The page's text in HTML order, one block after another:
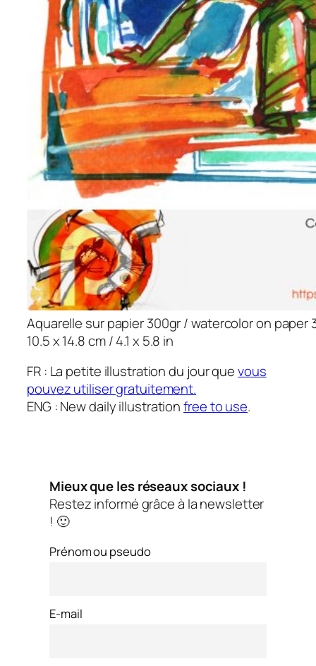
Aquarelle sur papier 300gr / watercolor on paper
10.5 x 14.8 cm / 4.1 x 5.8 in
FR : La petite illustration du jour quevous
pouvez utiliser gratuitement.
ENG : New daily illustrationfree to use.
Mieux que les réseaux sociaux !
Restez informé grâce à la newsletter
! 🙂
Prénom ou pseudo
E-mail